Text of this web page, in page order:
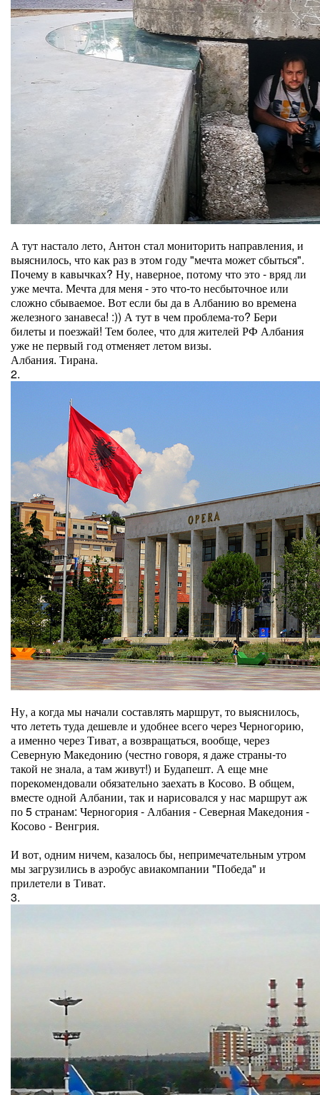
А тут настало лето, Антон стал мониторить направления, и
выяснилось, что как раз в этом году "мечта может сбыться".
Почему в кавычках? Ну, наверное, потому что это - вряд ли
уже мечта. Мечта для меня - это что-то несбыточное или
сложно сбываемое. Вот если бы да в Албанию во времена
железного занавеса! :)) А тут в чем проблема-то? Бери
билеты и поезжай! Тем более, что для жителей РФ Албания
уже не первый год отменяет летом визы.
Албания. Тирана.
2.
Ну, а когда мы начали составлять маршрут, то выяснилось,
что лететь туда дешевле и удобнее всего через Черногорию,
а именно через Тиват, а возвращаться, вообще, через
Северную Македонию (честно говоря, я даже страны-то
такой не знала, а там живут!) и Будапешт. А еще мне
порекомендовали обязательно заехать в Косово. В общем,
вместе одной Албании, так и нарисовался у нас маршрут аж
по 5 странам: Черногория - Албания - Северная Македония -
Косово - Венгрия.
И вот, одним ничем, казалось бы, непримечательным утром
мы загрузились в аэробус авиакомпании "Победа" и
прилетели в Тиват.
3.